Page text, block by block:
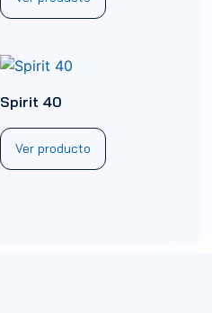
Spirit 40
Ver producto